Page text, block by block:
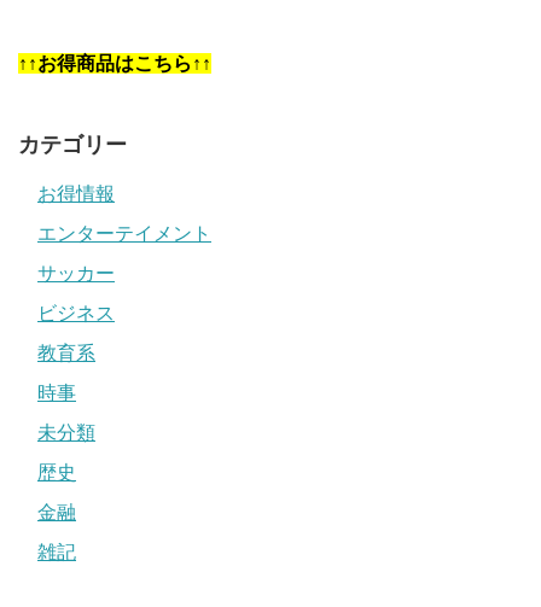
↑↑お得商品はこちら↑↑
カテゴリー
お得情報
エンターテイメント
サッカー
ビジネス
教育系
時事
未分類
歴史
金融
雑記